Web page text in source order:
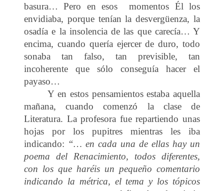
basura… Pero en esos momentos Él los
envidiaba, porque tenían la desvergüenza, la
osadía e la insolencia de las que carecía… Y
encima, cuando quería ejercer de duro, todo
sonaba tan falso, tan previsible, tan
incoherente que sólo conseguía hacer el
payaso…
Y en estos pensamientos estaba aquella
mañana, cuando comenzó la clase de
Literatura. La profesora fue repartiendo unas
hojas por los pupitres mientras les iba
indicando: “… en cada una de ellas hay un
poema del Renacimiento, todos diferentes,
con los que haréis un pequeño comentario
indicando la métrica, el tema y los tópicos